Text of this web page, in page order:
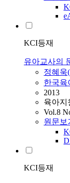
KCI등재
유아교사의
정혜욱
한국육
2013
육아지
Vol.8
원문보
KCI등재